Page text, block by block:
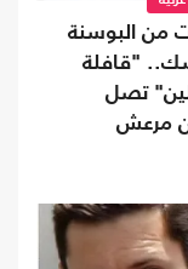
من البوسنة
"قافلة
تصل
مرعش